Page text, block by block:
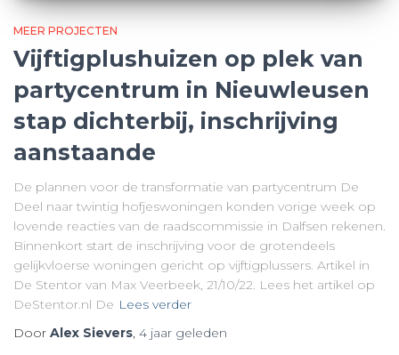
MEER PROJECTEN
Vijftigplushuizen op plek van
partycentrum in Nieuwleusen
stap dichterbij, inschrijving
aanstaande
De plannen voor de transformatie van partycentrum De
Deel naar twintig hofjeswoningen konden vorige week op
lovende reacties van de raadscommissie in Dalfsen rekenen.
Binnenkort start de inschrijving voor de grotendeels
gelijkvloerse woningen gericht op vijftigplussers. Artikel in
De Stentor van Max Veerbeek, 21/10/22. Lees het artikel op
DeStentor.nl De Lees verder
Door Alex Sievers, 4 jaar geleden